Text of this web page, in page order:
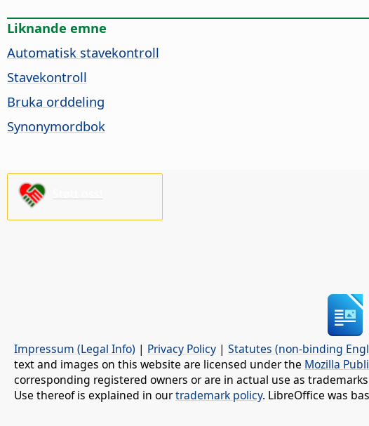
Liknande emne
Automatisk stavekontroll
Stavekontroll
Bruka orddeling
Synonymordbok
Impressum (Legal Info) | Privacy Policy | Statutes (non-binding
text and images on this website are licensed under the Mozilla
corresponding registered owners or are in actual use as
Use thereof is explained in ourtrademark policy. LibreOffice was